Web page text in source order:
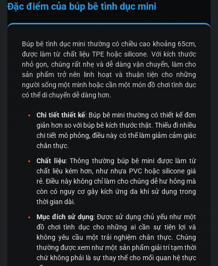
Đặc điểm của búp bê tình dục mini
Búp bê tình dục mini thường có chiều cao khoảng 65cm,
được làm từ chất liệu TPE hoặc silicone. Với kích thước
nhỏ gọn, chúng rất nhẹ và dễ dàng vận chuyển, làm cho
sản phẩm trở nên linh hoạt và thuận tiện cho những
người sống một mình hoặc cần một món đồ chơi tình dục
có thể di chuyển dễ dàng hơn.
Chi tiết thiết kế: Búp bê mini thường có thiết kế đơn
giản hơn so với búp bê kích thước thật. Thiếu đi nhiều
chi tiết mô phỏng, điều này có thể làm giảm cảm giác
chân thực.
Chất liệu: Thông thường búp bê mini được làm từ
chất liệu kém hơn, như nhựa PVC hoặc silicone giá
rẻ. Điều này không chỉ làm cho chúng dễ hư hỏng mà
còn có nguy cơ gây kích ứng da khi sử dụng trong
thời gian dài.
Mục đích sử dụng: Được sử dụng chủ yếu như một
đồ chơi tình dục cho những ai cần sự tiện lợi và
không yêu cầu một trải nghiệm chân thực. Chúng
thường được xem như một sản phẩm giải trí tạm thời
chứ không phải là sự thay thế cho mối quan hệ thực